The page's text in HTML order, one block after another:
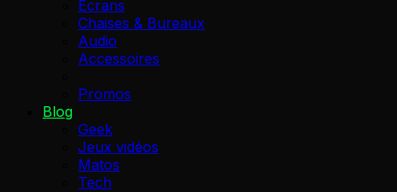
Écrans
Chaises & Bureaux
Audio
Accessoires
Promos
Blog
Geek
Jeux vidéos
Matos
Tech